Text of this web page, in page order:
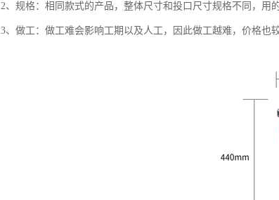
2、规格：相同款式的产品，整体尺寸和投口尺寸规格不同，用
3、做工：做工难会影响工期以及人工，因此做工越难，价格也较